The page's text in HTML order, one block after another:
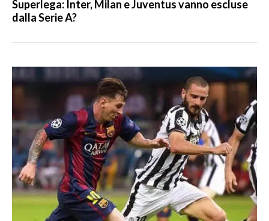
Superlega: Inter, Milan e Juventus vanno escluse
dalla Serie A?